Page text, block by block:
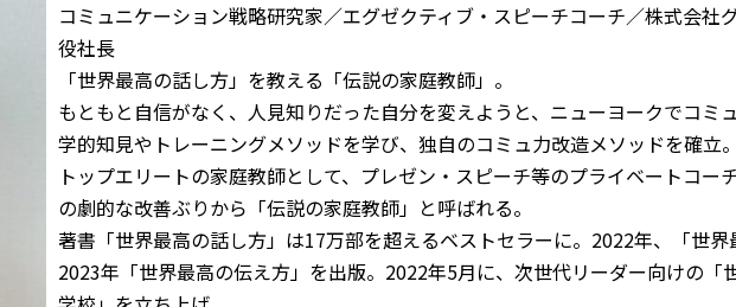
コミュニケーション戦略研究家／エグゼクティブ・スピーチコーチ／株式会社
役社長
「世界最高の話し方」を教える「伝説の家庭教師」。
もともと自信がなく、人見知りだった自分を変えようと、ニューヨークでコミ
学的知見やトレーニングメソッドを学び、独自のコミュ力改造メソッドを確立
トップエリートの家庭教師として、プレゼン・スピーチ等のプライベートコー
の劇的な改善ぶりから「伝説の家庭教師」と呼ばれる。
著書「世界最高の話し方」は17万部を超えるベストセラーに。2022年、「世界
2023年「世界最高の伝え方」を出版。2022年5月に、次世代リーダー向けの「